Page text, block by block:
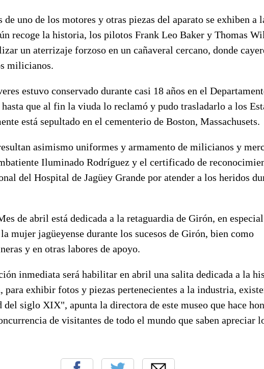
de uno de los motores y otras piezas del aparato se exhiben a
recoge la historia, los pilotos Frank Leo Baker y Thomas
un aterrizaje forzoso en un cañaveral cercano, donde
milicianos.
estuvo conservado durante casi 18 años en el
que al fin la viuda lo reclamó y pudo trasladarlo a los
está sepultado en el cementerio de Boston, Massachusets.
asimismo uniformes y armamento de milicianos y
Iluminado Rodríguez y el certificado de
del Hospital de Jagüey Grande por atender a los heridos
de abril está dedicada a la retaguardia de Girón, en
mujer jagüeyense durante los sucesos de Girón, bien como
y en otras labores de apoyo.
inmediata será habilitar en abril una salita dedicada a la
para exhibir fotos y piezas pertenecientes a la industria,
del siglo XIX", apunta la directora de este museo que hace
de visitantes de todo el mundo que saben apreciar